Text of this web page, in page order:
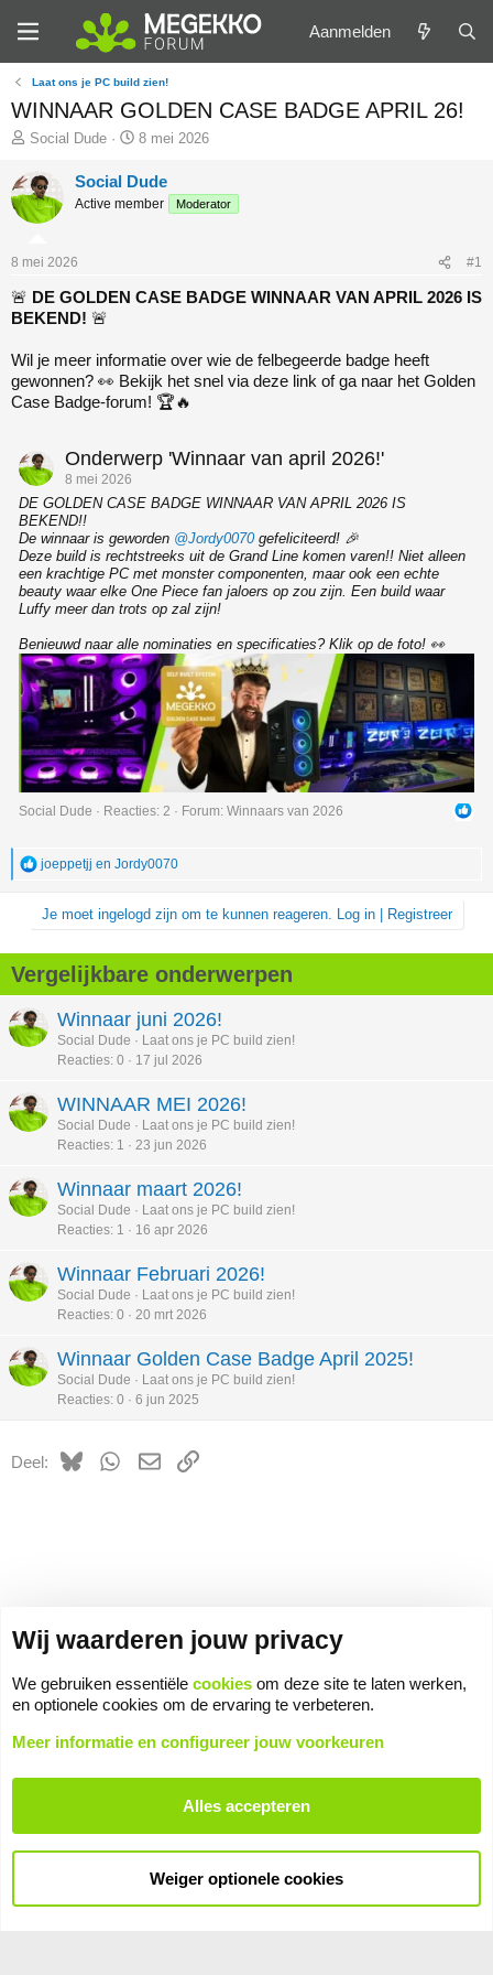
Aanmelden
Laat ons je PC build zien!
WINNAAR GOLDEN CASE BADGE APRIL 26!
O
d
e
r
w
r
s
t
t
e
r
Social Dude
S
r
t
m
8 mei 2026
Social Dude
Active member Moderator
8 mei 2026 #1
🚨 DE GOLDEN CASE BADGE WINNAAR VAN APRIL 2026 IS
BEKEND! 🚨
Wil je meer informatie over wie de felbegeerde badge heeft
gewonnen? 👀 Bekijk het snel via deze link of ga naar het Golden
Case Badge-forum! 🏆🔥
Onderwerp 'Winnaar van april 2026!'
8 mei 2026
DE GOLDEN CASE BADGE WINNAAR VAN APRIL 2026 IS
BEKEND!!
De winnaar is geworden @Jordy0070 gefeliciteerd! 🎉
Deze build is rechtstreeks uit de Grand Line komen varen!! Niet alleen
een krachtige PC met monster componenten, maar ook een echte
beauty waar elke One Piece fan jaloers op zou zijn. Een build waar
Luffy meer dan trots op zal zijn!
Benieuwd naar alle nominaties en specificaties? Klik op de foto! 👀
Social Dude Reacties: 2 Forum: Winnaars van 2026
W
e
r
i
g
e
n
joeppetjj en Jordy0070
Je moet ingelogd zijn om te kunnen reageren. Log in | Registreer
Vergelijkbare onderwerpen
Winnaar juni 2026!
Social Dude
Laat ons je PC build zien!
Reacties 0 17 jul 2026
WINNAAR MEI 2026!
Social Dude
Laat ons je PC build zien!
Reacties 1 23 jun 2026
Winnaar maart 2026!
Social Dude
Laat ons je PC build zien!
Reacties 1 16 apr 2026
Winnaar Februari 2026!
Social Dude
Laat ons je PC build zien!
Reacties 0 20 mrt 2026
Winnaar Golden Case Badge April 2025!
Social Dude
Laat ons je PC build zien!
Reacties 0 6 jun 2025
Deel: BlueskyWhatsApp
E-mailkoppeling
Laat ons je PC build zien!
Voorwaarden en regels
Privacybeleid Help Hoofdpagina
R
Wij waarderen jouw privacy
We gebruiken essentiële cookies om deze site te laten werken,
en optionele cookies om de ervaring te verbeteren.
Meer informatie en configureer jouw voorkeuren
Alles accepteren
Weiger optionele cookies